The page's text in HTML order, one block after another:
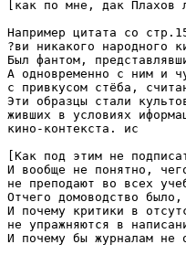
[как по мне, дак
Например цитата со
?ви никакого народного
Был фантом,
А одновременно с ним и
с привкусом стёба,
Эти образцы стали
живших в условиях
кино-контекста. ис
[Как под этим не
И вообще не понятно,
не преподают во всех
Отчего домоводство
И почему критики в
не упражняются в
И почему бы журналам не